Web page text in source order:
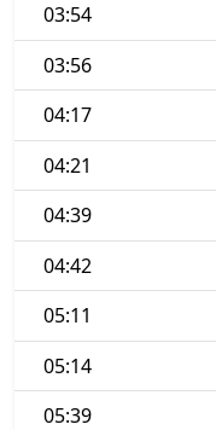
03:54
03:56
04:17
04:21
04:39
04:42
05:11
05:14
05:39